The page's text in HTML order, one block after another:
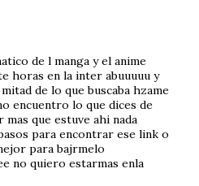
de l manga y el anime
horas en la inter abuuuuu y
de lo que buscaba hzame
encuentro lo que dices de
que estuve ahi nada
para encontrar ese link o
para bajrmelo
no quiero estarmas enla